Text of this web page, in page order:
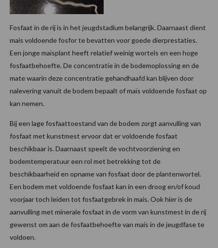
Fosfaat in de rij is in het jeugdstadium belangrijk. Daarnaast dient
mais voldoende fosfor te bevatten voor goede dierprestaties.
Een jonge maïsplant heeft relatief weinig wortels en een hoge
fosfaatbehoefte. De concentratie in de bodemoplossing en de
mate waarin deze concentratie gehandhaafd kan blijven door
nalevering vanuit de bodem bepaalt of maïs voldoende fosfaat op
kan nemen.
Bij een lage fosfaattoestand van de bodem zorgt aanvulling van
fosfaat met kunstmest ervoor dat er voldoende fosfaat
beschikbaar is. Daarnaast speelt de vochtvoorziening en
bodemtemperatuur een rol met betrekking tot de
beschikbaarheid en opname van fosfaat door de plantenwortel.
Een bodem met voldoende fosfaat kan in een droog en/of koud
voorjaar toch leiden tot fosfaatgebrek in mais. Ook hier is de
aanvulling met minerale fosfaat in de vorm van kunstmest in de rij
gewenst om aan de fosfaatbehoefte van mais in de jeugdfase te
voldoen.